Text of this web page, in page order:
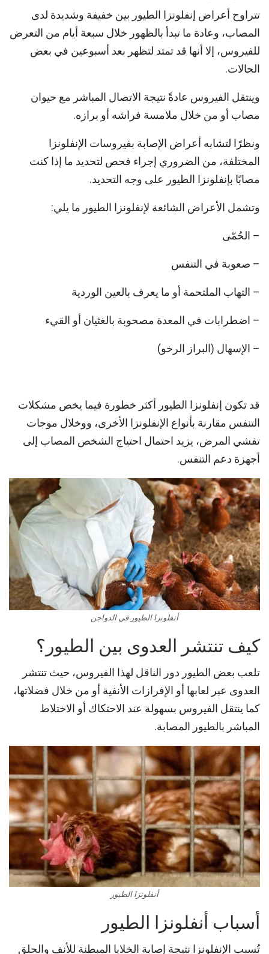
تتراوح أعراض إنفلونزا الطيور بين خفيفة وشديدة لدى
المصاب، وعادة ما تبدأ بالظهور خلال سبعة أيام من التعرض
للفيروس، إلا أنها قد تمتد لتظهر بعد أسبوعين في بعض
الحالات.
وينتقل الفيروس عادةً نتيجة الاتصال المباشر مع حيوان
مصاب أو من خلال ملامسة فراشه أو برازه.
ونظرًا لتشابه أعراض الإصابة بفيروسات الإنفلونزا
المختلفة، من الضروري إجراء فحص لتحديد ما إذا كنت
مصابًا بإنفلونزا الطيور على وجه التحديد.
وتشمل الأعراض الشائعة لإنفلونزا الطيور ما يلي:
– الحُمّى
– صعوبة في التنفس
– التهاب الملتحمة أو ما يعرف بالعين الوردية
– اضطرابات في المعدة مصحوبة بالغثيان أو القيء
– الإسهال (البراز الرخو)
قد تكون إنفلونزا الطيور أكثر خطورة فيما يخص مشكلات
التنفس مقارنة بأنواع الإنفلونزا الأخرى، ووخلال موجات
تفشي المرض، يزيد احتمال احتياج الشخص المصاب إلى
أجهزة دعم التنفس.
أنفلونزا الطيور في الدواجن
كيف تنتشر العدوى بين الطيور؟
تلعب بعض الطيور دور الناقل لهذا الفيروس، حيث تنتشر
العدوى عبر لعابها أو الإفرازات الأنفية أو من خلال فضلاتها،
كما ينتقل الفيروس بسهولة عند الاحتكاك أو الاختلاط
المباشر بالطيور المصابة.
أنفلونزا الطيور
أسباب أنفلونزا الطيور
تُسبب الإنفلونزا نتيجة إصابة الخلايا المبطنة للأنف والحلق